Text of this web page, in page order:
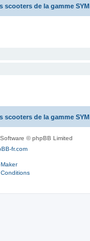
scooters de la gamme SYM
scooters de la gamme SYM
© phpBB Limited
fr.com
Conditions